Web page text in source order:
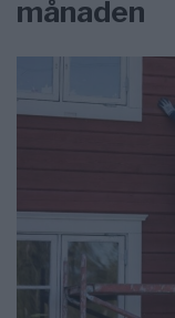
månaden